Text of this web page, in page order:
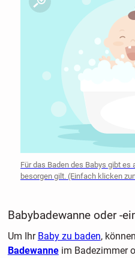
Für das Baden des Babys gibt es
besorgen gilt. (Einfach klicken
Babybadewanne oder -
Um Ihr Baby zu baden,
Badewanneim Badezimmer